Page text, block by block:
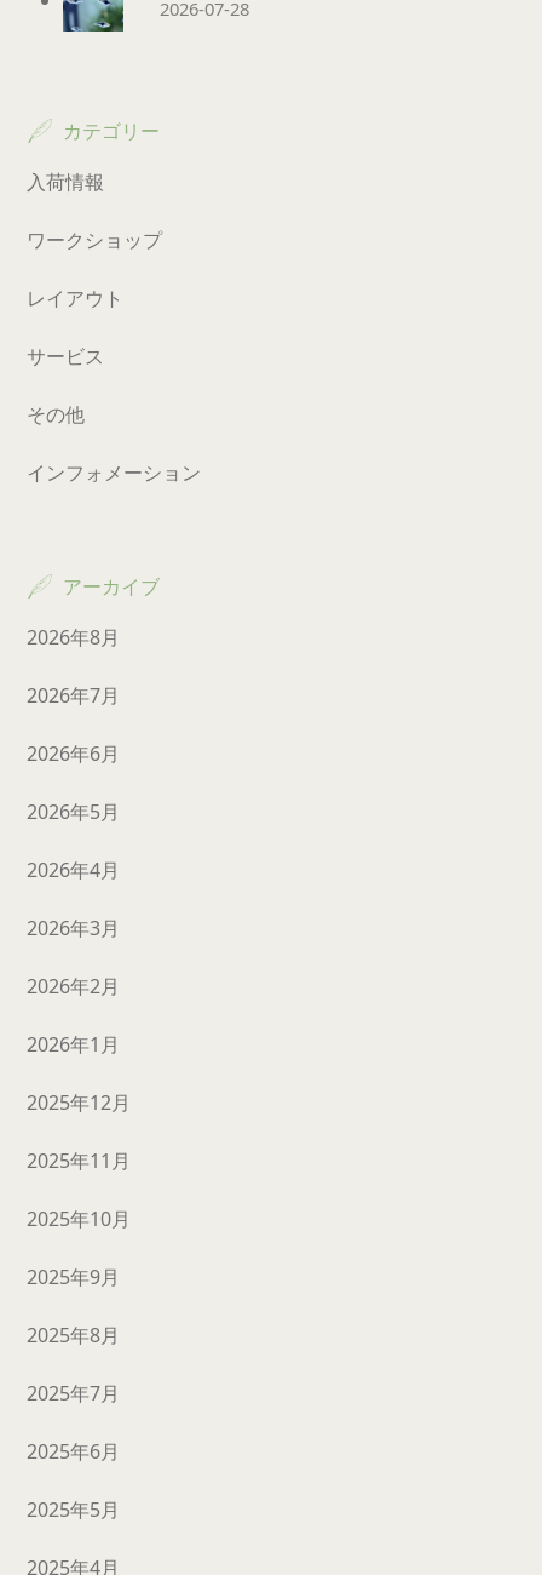
2026-07-28
カテゴリー
入荷情報
ワークショップ
レイアウト
サービス
その他
インフォメーション
アーカイブ
2026年8月
2026年7月
2026年6月
2026年5月
2026年4月
2026年3月
2026年2月
2026年1月
2025年12月
2025年11月
2025年10月
2025年9月
2025年8月
2025年7月
2025年6月
2025年5月
2025年4月